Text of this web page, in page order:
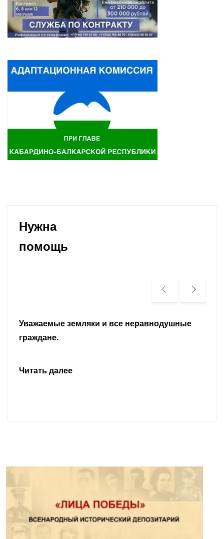
Нужна
помощь
Уважаемые земляки и все неравнодушные
граждане.
Читать далее